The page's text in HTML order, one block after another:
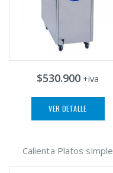
$530.900 +iva
VER DETALLE
Calienta Platos simple